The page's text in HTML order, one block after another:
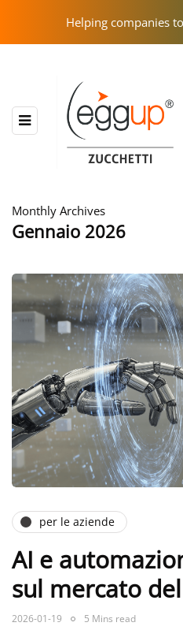
Helping companies
Monthly Archives
Gennaio 2026
per le aziende
AI e
sul mercato
2026-01-19 5 Mins read